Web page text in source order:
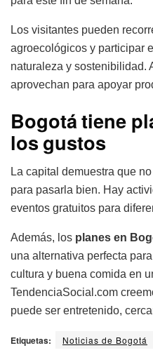
Los visitantes pueden
agroecológicos y participar
naturaleza y sostenibilidad.
aprovechan para apoyar
Bogotá tiene
los gustos
La capital demuestra que
para pasarla bien. Hay
eventos gratuitos para
Además, los planes en
una alternativa perfecta
cultura y buena comida en
TendenciaSocial.com
puede ser entretenido,
Etiquetas: Noticias de Bogotá